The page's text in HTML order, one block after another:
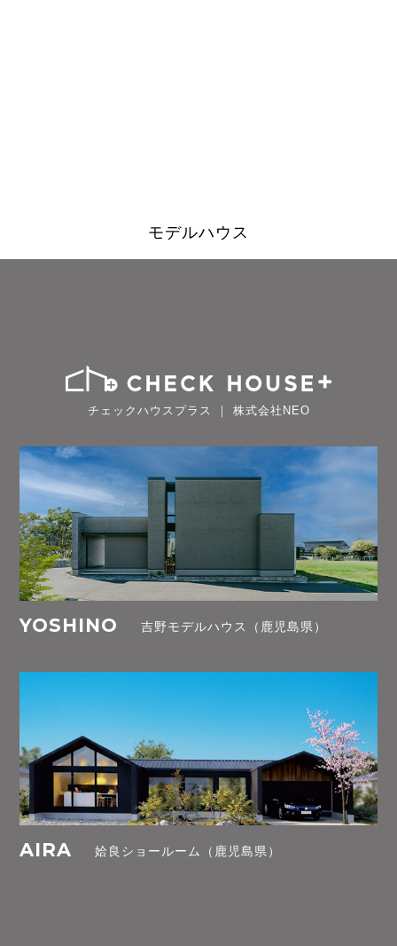
モデルハウス
チェックハウスプラス ｜ 株式会社NEO
YOSHINO 吉野モデルハウス（鹿児島県）
AIRA 姶良ショールーム（鹿児島県）